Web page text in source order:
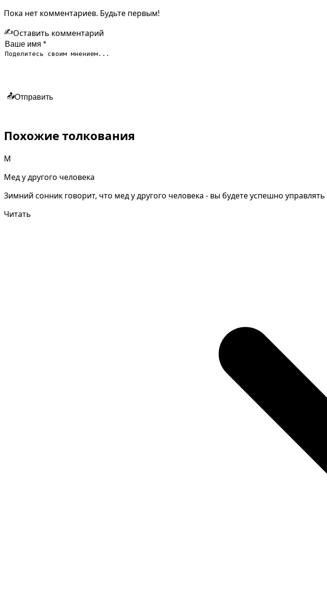
Пока нет комментариев. Будьте первым!
✍️Оставить комментарий
📤Отправить
Похожие толкования
М
Мед у другого человека
Зимний сонник говорит, что мед у другого человека - вы будете успешно
Читать